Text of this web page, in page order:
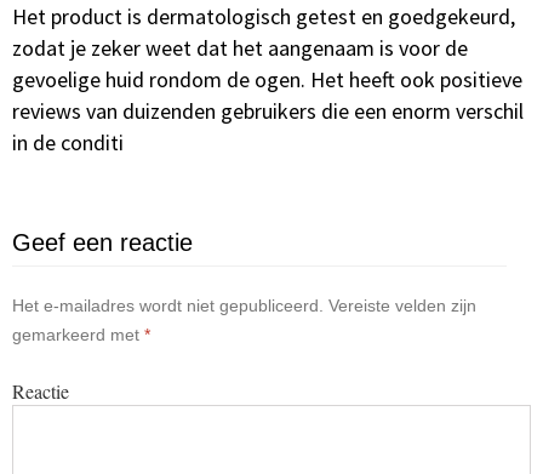
Het product is dermatologisch getest en goedgekeurd,
zodat je zeker weet dat het aangenaam is voor de
gevoelige huid rondom de ogen. Het heeft ook positieve
reviews van duizenden gebruikers die een enorm verschil
in de conditi
Geef een reactie
Het e-mailadres wordt niet gepubliceerd. Vereiste velden zijn
gemarkeerd met *
Reactie